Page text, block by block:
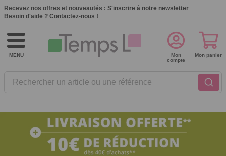
Recevez nos offres et nouveautés : S'inscrire à notre newsletter
Besoin d'aide ? Contactez-nous !
MENU
Rechercher un article ou une référence
Mon
compte
Mon panier
10€ de réduction dès 40€ d'achat. Offre
valable du 03/08/2026 au 12/08/2026.